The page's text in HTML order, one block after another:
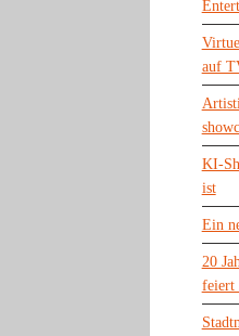
auf
KI-
ist
Ein
20
feiert